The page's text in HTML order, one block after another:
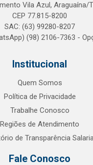
Vila Azul, Araguaína/
CEP 77.815-8200
SAC: (63) 99280-8207
(98) 2106-7363 -
Institucional
Quem Somos
Política de Privacidade
Trabalhe Conosco
Regiões de Atendimento
de Transparência
Fale Conosco